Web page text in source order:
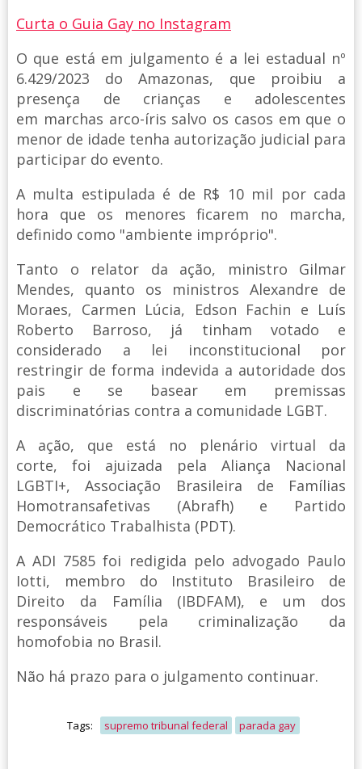
Curta o Guia Gay no Instagram
O que está em julgamento é a lei estadual nº
6.429/2023 do Amazonas, que proibiu a
presença de crianças e adolescentes
em marchas arco-íris salvo os casos em que o
menor de idade tenha autorização judicial para
participar do evento.
A multa estipulada é de R$ 10 mil por cada
hora que os menores ficarem no marcha,
definido como "ambiente impróprio".
Tanto o relator da ação, ministro Gilmar
Mendes, quanto os ministros Alexandre de
Moraes, Carmen Lúcia, Edson Fachin e Luís
Roberto Barroso, já tinham votado e
considerado a lei inconstitucional por
restringir de forma indevida a autoridade dos
pais e se basear em premissas
discriminatórias contra a comunidade LGBT.
A ação, que está no plenário virtual da
corte, foi ajuizada pela Aliança Nacional
LGBTI+, Associação Brasileira de Famílias
Homotransafetivas (Abrafh) e Partido
Democrático Trabalhista (PDT).
A ADI 7585 foi redigida pelo advogado Paulo
Iotti, membro do Instituto Brasileiro de
Direito da Família (IBDFAM), e um dos
responsáveis pela criminalização da
homofobia no Brasil.
Não há prazo para o julgamento continuar.
Tags: supremo tribunal federal parada gay